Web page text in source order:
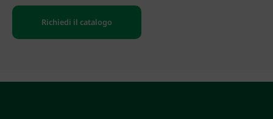
Richiedi il catalogo